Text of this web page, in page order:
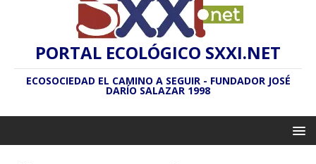
PORTAL ECOLÓGICO SXXI.NET
ECOSOCIEDAD EL CAMINO A SEGUIR - FUNDADOR JOSÉ
DARÍO SALAZAR 1998